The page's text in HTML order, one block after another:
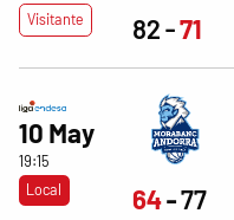
Visitante
82 71
10 May
19:15
Local
64 77